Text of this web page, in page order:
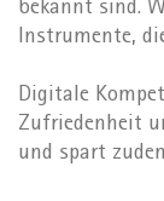
bekannt sind.
Instrumente,
Digitale
Zufriedenheit
und spart